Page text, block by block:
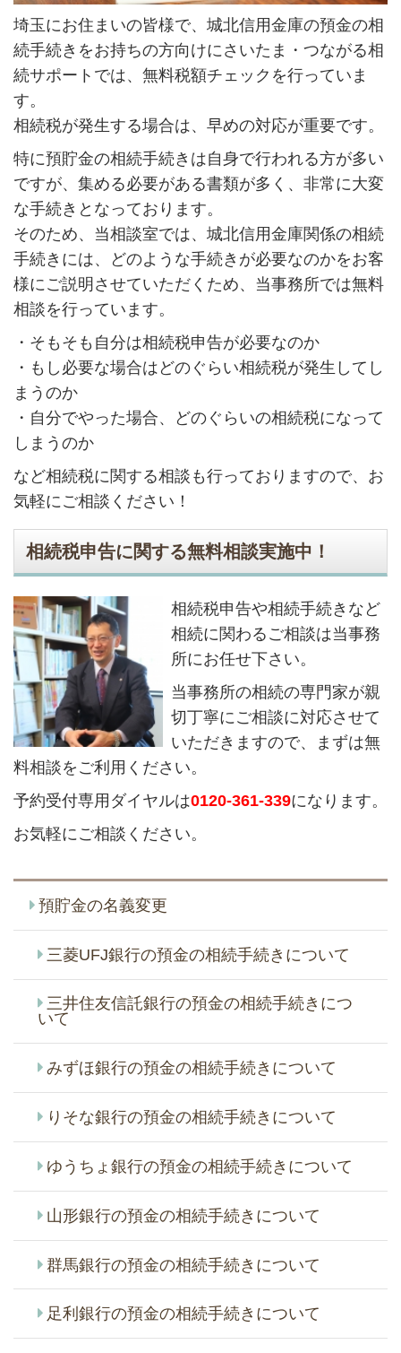
埼玉にお住まいの皆様で、城北信用金庫の預金の相
続手続きをお持ちの方向けにさいたま・つながる相
続サポートでは、無料税額チェックを行っていま
す。
相続税が発生する場合は、早めの対応が重要です。
特に預貯金の相続手続きは自身で行われる方が多い
ですが、集める必要がある書類が多く、非常に大変
な手続きとなっております。
そのため、当相談室では、城北信用金庫関係の相続
手続きには、どのような手続きが必要なのかをお客
様にご説明させていただくため、当事務所では無料
相談を行っています。
・そもそも自分は相続税申告が必要なのか
・もし必要な場合はどのぐらい相続税が発生してし
まうのか
・自分でやった場合、どのぐらいの相続税になって
しまうのか
など相続税に関する相談も行っておりますので、お
気軽にご相談ください！
相続税申告に関する無料相談実施中！
相続税申告や相続手続きなど
相続に関わるご相談は当事務
所にお任せ下さい。
当事務所の相続の専門家が親
切丁寧にご相談に対応させて
いただきますので、まずは無
料相談をご利用ください。
予約受付専用ダイヤルは0120-361-339になります。
お気軽にご相談ください。
預貯金の名義変更
三菱UFJ銀行の預金の相続手続きについて
三井住友信託銀行の預金の相続手続きにつ
いて
みずほ銀行の預金の相続手続きについて
りそな銀行の預金の相続手続きについて
ゆうちょ銀行の預金の相続手続きについて
山形銀行の預金の相続手続きについて
群馬銀行の預金の相続手続きについて
足利銀行の預金の相続手続きについて